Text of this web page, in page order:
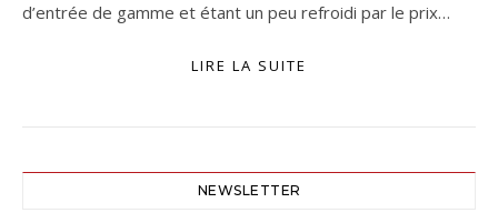
d’entrée de gamme et étant un peu refroidi par le prix…
LIRE LA SUITE
NEWSLETTER